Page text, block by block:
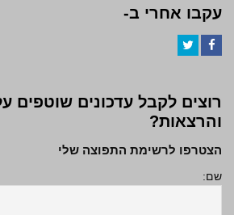
עקבו אחרי ב-
רוצים לקבל עדכונים שוטפים
והרצאות?
הצטרפו לרשימת התפוצה שלי
שם: